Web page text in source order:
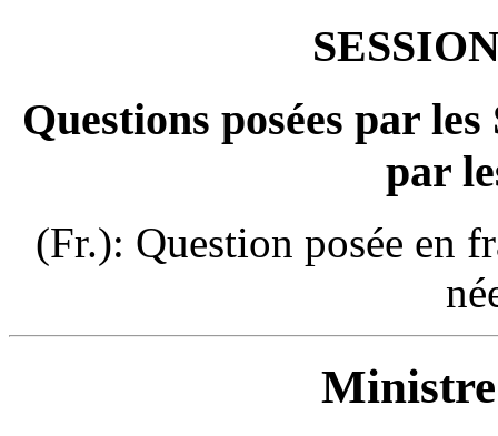
Questions posées par
par
(Fr.): Question posée en
Ministre